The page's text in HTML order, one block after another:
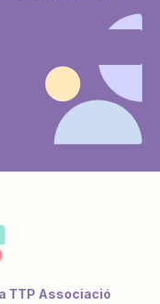
TTP Associació